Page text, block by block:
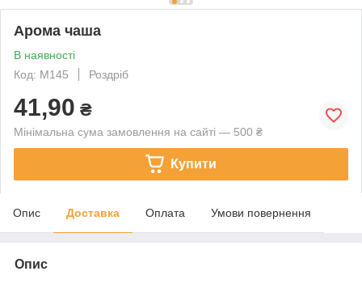
Арома чаша
В наявності
Код: М145
Роздріб
41,90 ₴
Мінімальна сума замовлення на сайті — 500 ₴
Купити
Опис Доставка Оплата Умови повернення
Опис